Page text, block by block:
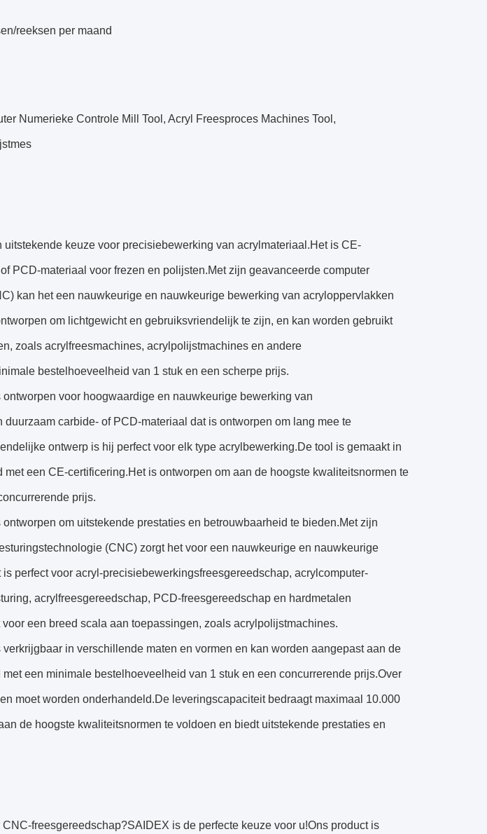
reeksen per maand
Numerieke Controle Mill Tool, Acryl Freesproces Machines Tool,
keuze voor precisiebewerking van acrylmateriaal.Het is CE-
PCD-materiaal voor frezen en polijsten.Met zijn geavanceerde computer
kan het een nauwkeurige en nauwkeurige bewerking van acryloppervlakken
om lichtgewicht en gebruiksvriendelijk te zijn, en kan worden gebruikt
zoals acrylfreesmachines, acrylpolijstmachines en andere
bestelhoeveelheid van 1 stuk en een scherpe prijs.
voor hoogwaardige en nauwkeurige bewerking van
carbide- of PCD-materiaal dat is ontworpen om lang mee te
ontwerp is hij perfect voor elk type acrylbewerking.De tool is gemaakt in
een CE-certificering.Het is ontworpen om aan de hoogste kwaliteitsnormen te
prijs.
om uitstekende prestaties en betrouwbaarheid te bieden.Met zijn
(CNC) zorgt het voor een nauwkeurige en nauwkeurige
perfect voor acryl-precisiebewerkingsfreesgereedschap, acrylcomputer-
acrylfreesgereedschap, PCD-freesgereedschap en hardmetalen
een breed scala aan toepassingen, zoals acrylpolijstmachines.
in verschillende maten en vormen en kan worden aangepast aan de
een minimale bestelhoeveelheid van 1 stuk en een concurrerende prijs.Over
moet worden onderhandeld.De leveringscapaciteit bedraagt ​​maximaal 10.000
de hoogste kwaliteitsnormen te voldoen en biedt uitstekende prestaties en
freesgereedschap?SAIDEX is de perfecte keuze voor u!Ons product is